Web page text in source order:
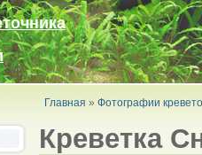
Главная » Фотографии
Креветка